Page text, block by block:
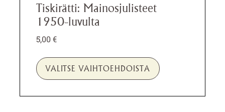
Tiskirätti: Mainosjulisteet
1950-luvulta
5,00€
VALITSE VAIHTOEHDOISTA